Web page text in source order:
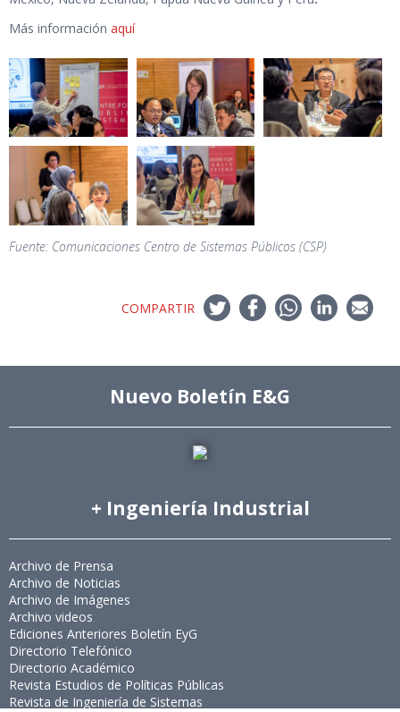
Más información aquí
Fuente: Comunicaciones Centro de Sistemas Públicos (CSP)
COMPARTIR
Nuevo Boletín E&G
+ Ingeniería Industrial
Archivo de Prensa
Archivo de Noticias
Archivo de Imágenes
Archivo videos
Ediciones Anteriores Boletín EyG
Directorio Telefónico
Directorio Académico
Revista Estudios de Políticas Públicas
Revista de Ingeniería de Sistemas